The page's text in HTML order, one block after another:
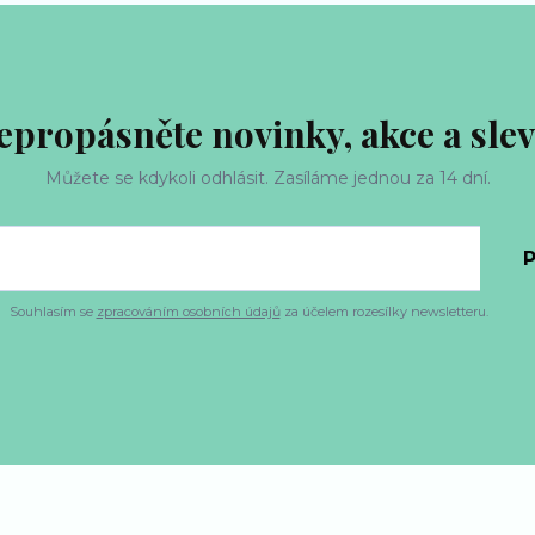
novinky, akce a
Můžete se kdykoli odhlásit. Zasíláme jednou za 14 dní.
Souhlasím se zpracováním osobních údajůza účelem rozesílky newsletteru.